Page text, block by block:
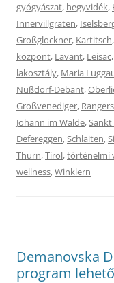
gyógyászat, hegyvidék,
Innervillgraten,
Großglockner, Kartitsch,
központ, Lavant, Leisac,
lakosztály, Maria
Nußdorf-Debant,
Großvenediger,
Johann im Walde,
Defereggen,Schlaiten,
Thurn,Tirol,történelmi
wellness,Winklern
Demanovska
program